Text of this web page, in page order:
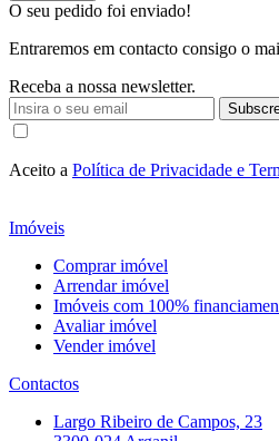
O seu pedido foi enviado!
Entraremos em contacto consigo o
Receba a nossa newsletter.
Aceito a Política de Privacidade e
Imóveis
Comprar imóvel
Arrendar imóvel
Imóveis com 100%
Avaliar imóvel
Vender imóvel
Contactos
Largo Ribeiro de Campos, 23